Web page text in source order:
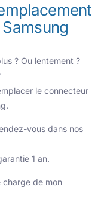
? Ou lentement ?
le connecteur
vous dans nos
1 an.
charge de mon